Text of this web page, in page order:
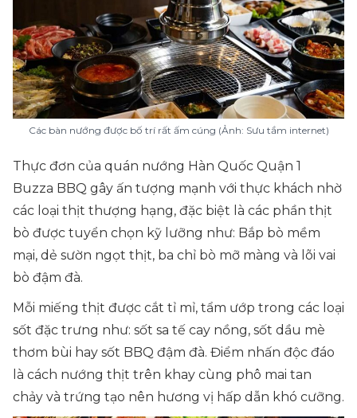
Các bàn nướng được bố trí rất ấm cúng (Ảnh: Sưu tầm internet)
Thực đơn của quán nướng Hàn Quốc Quận 1
Buzza BBQ gây ấn tượng mạnh với thực khách nhờ
các loại thịt thượng hạng, đặc biệt là các phần thịt
bò được tuyển chọn kỹ lưỡng như: Bắp bò mềm
mại, dẻ sườn ngọt thịt, ba chỉ bò mỡ màng và lõi vai
bò đậm đà.
Mỗi miếng thịt được cắt tỉ mỉ, tẩm ướp trong các loại
sốt đặc trưng như: sốt sa tế cay nồng, sốt dầu mè
thơm bùi hay sốt BBQ đậm đà. Điểm nhấn độc đáo
là cách nướng thịt trên khay cùng phô mai tan
chảy và trứng tạo nên hương vị hấp dẫn khó cưỡng.